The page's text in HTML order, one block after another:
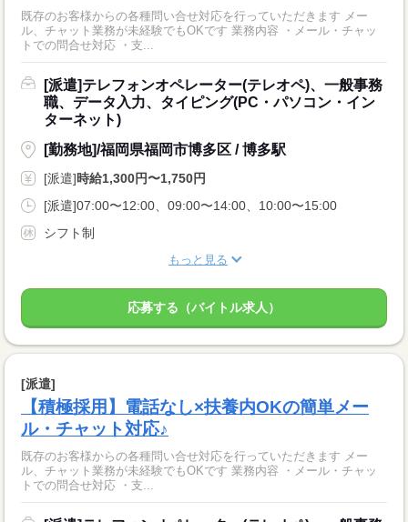
既存のお客様からの各種問い合せ対応を行っていただきます メー
ル、チャット業務が未経験でもOKです 業務内容 ・メール・チャッ
トでの問合せ対応 ・支...
[派遣]テレフォンオペレーター(テレオペ)、一般事務
職、データ入力、タイピング(PC・パソコン・イン
ターネット)
[勤務地]/福岡県福岡市博多区 / 博多駅
[派遣]時給1,300円〜1,750円
[派遣]07:00〜12:00、09:00〜14:00、10:00〜15:00
シフト制
もっと見る
応募する（バイトル求人）
[派遣]
【積極採用】電話なし×扶養内OKの簡単メー
ル・チャット対応♪
既存のお客様からの各種問い合せ対応を行っていただきます メー
ル、チャット業務が未経験でもOKです 業務内容 ・メール・チャッ
トでの問合せ対応 ・支...